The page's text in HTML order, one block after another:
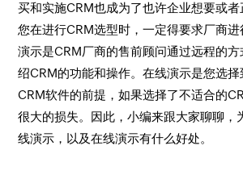
买和实施CRM也成为了也许企业想要或
您在进行CRM选型时，一定得要求厂商
演示是CRM厂商的售前顾问通过远程的
绍CRM的功能和操作。在线演示是您选
CRM软件的前提，如果选择了不适合的
很大的损失。因此，小编来跟大家聊聊，
线演示，以及在线演示有什么好处。